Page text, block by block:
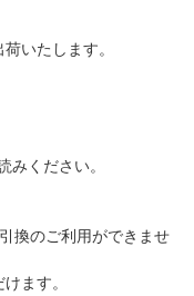
いたします。
みください。
換のご利用ができませ
ます。